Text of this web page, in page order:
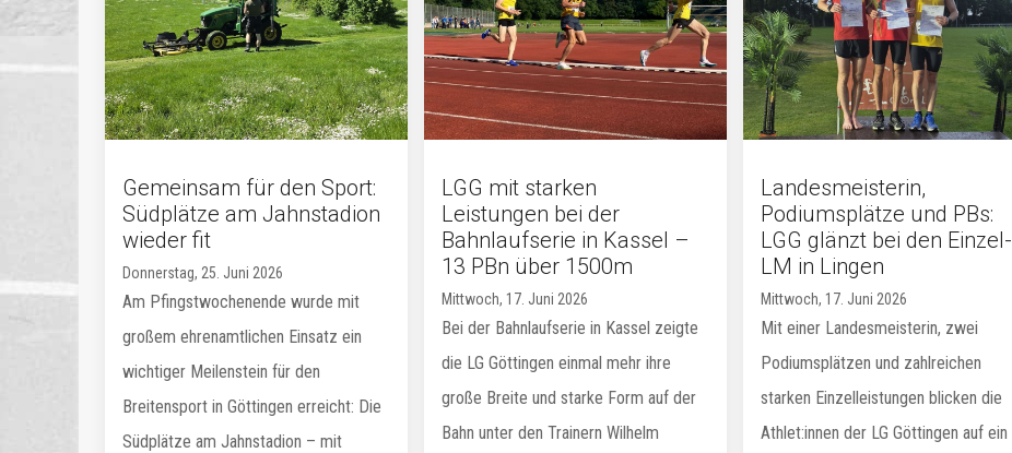
Gemeinsam für den Sport:
Südplätze am Jahnstadion
wieder fit
Donnerstag, 25. Juni 2026
Am Pfingstwochenende wurde mit
großem ehrenamtlichen Einsatz ein
wichtiger Meilenstein für den
Breitensport in Göttingen erreicht: Die
Südplätze am Jahnstadion – mit
LGG mit starken
Leistungen bei der
Bahnlaufserie in Kassel –
13 PBn über 1500m
Mittwoch, 17. Juni 2026
Bei der Bahnlaufserie in Kassel zeigte
die LG Göttingen einmal mehr ihre
große Breite und starke Form auf der
Bahn unter den Trainern Wilhelm
Landesmeisterin,
Podiumsplätze und PBs:
LGG glänzt bei den Einzel-
LM in Lingen
Mittwoch, 17. Juni 2026
Mit einer Landesmeisterin, zwei
Podiumsplätzen und zahlreichen
starken Einzelleistungen blicken die
Athlet:innen der LG Göttingen auf ein